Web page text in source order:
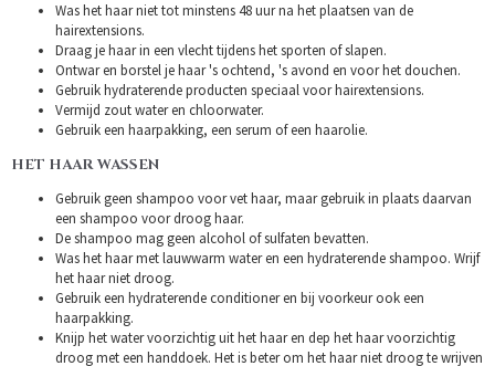
Was het haar niet tot minstens 48 uur na het plaatsen van de
hairextensions.
Draag je haar in een vlecht tijdens het sporten of slapen.
Ontwar en borstel je haar 's ochtend, 's avond en voor het douchen.
Gebruik hydraterende producten speciaal voor hairextensions.
Vermijd zout water en chloorwater.
Gebruik een haarpakking, een serum of een haarolie.
HET HAAR WASSEN
Gebruik geen shampoo voor vet haar, maar gebruik in plaats daarvan
een shampoo voor droog haar.
De shampoo mag geen alcohol of sulfaten bevatten.
Was het haar met lauwwarm water en een hydraterende shampoo. Wrijf
het haar niet droog.
Gebruik een hydraterende conditioner en bij voorkeur ook een
haarpakking.
Knijp het water voorzichtig uit het haar en dep het haar voorzichtig
droog met een handdoek. Het is beter om het haar niet droog te wrijven